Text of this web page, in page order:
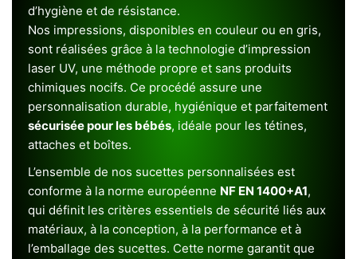
d’hygiène et de résistance.
Nos impressions, disponibles en couleur ou en gris,
sont réalisées grâce à la technologie d’impression
laser UV, une méthode propre et sans produits
chimiques nocifs. Ce procédé assure une
personnalisation durable, hygiénique et parfaitement
sécurisée pour les bébés, idéale pour les tétines,
attaches et boîtes.
L’ensemble de nos sucettes personnalisées est
conforme à la norme européenne NF EN 1400+A1,
qui définit les critères essentiels de sécurité liés aux
matériaux, à la conception, à la performance et à
l’emballage des sucettes. Cette norme garantit que